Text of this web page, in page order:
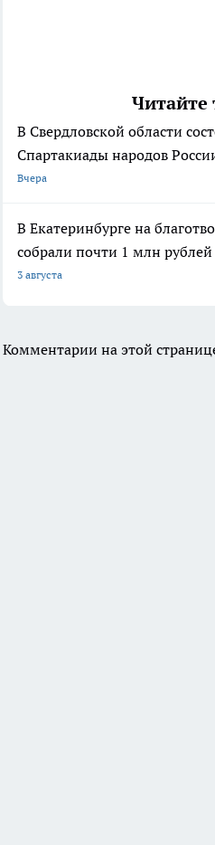
Читайте
В Свердловской области
Спартакиады народов
Вчера
В Екатеринбурге на
собрали почти 1 млн рублей
3 августа
Комментарии на этой